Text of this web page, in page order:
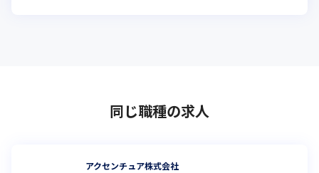
同じ職種の求人
アクセンチュア株式会社